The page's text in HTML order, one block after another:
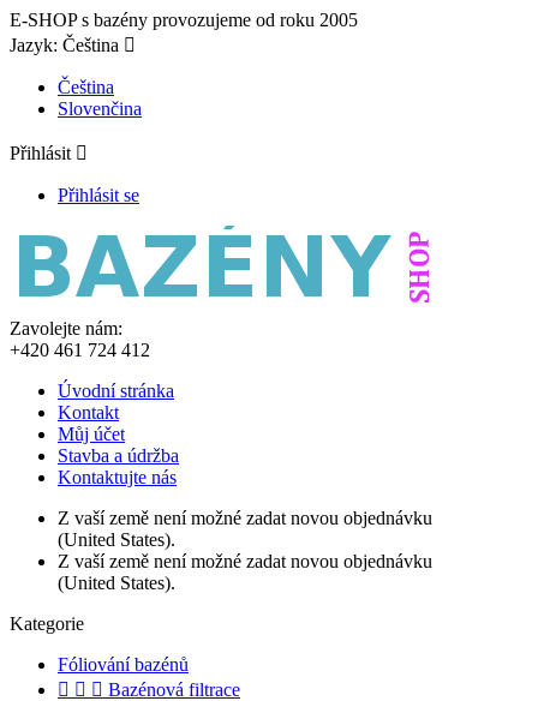
E-SHOP s bazény provozujeme od roku 2005
Jazyk: Čeština 
Čeština
Slovenčina
Přihlásit 
Přihlásit se
Zavolejte nám:
+420 461 724 412
Úvodní stránka
Kontakt
Můj účet
Stavba a údržba
Kontaktujte nás
Z vaší země není možné zadat novou objednávku
(United States).
Z vaší země není možné zadat novou objednávku
(United States).
Kategorie
Fóliování bazénů
   Bazénová filtrace